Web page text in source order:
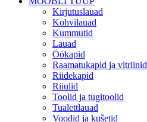
Kirjutuslauad
Kohvilauad
Kummutid
Lauad
Öökapid
Raamatukapid ja vitriinid
Riidekapid
Riiulid
Toolid ja tugitoolid
Tualettlauad
Voodid ja kušetid